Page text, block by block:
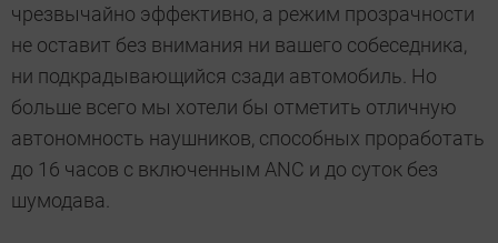
чрезвычайно эффективно, а режим прозрачности
не оставит без внимания ни вашего собеседника,
ни подкрадывающийся сзади автомобиль. Но
больше всего мы хотели бы отметить отличную
автономность наушников, способных проработать
до 16 часов с включенным ANC и до суток без
шумодава.